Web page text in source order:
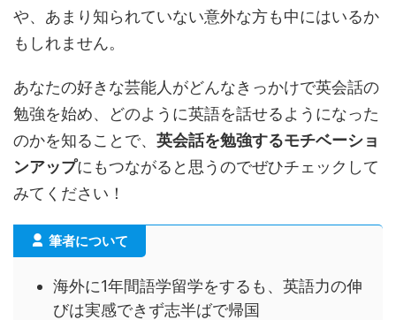
や、あまり知られていない意外な方も中にはいるか
もしれません。
あなたの好きな芸能人がどんなきっかけで英会話の
勉強を始め、どのように英語を話せるようになった
のかを知ることで、 英会話を勉強するモチベーショ
ンアップにもつながると思うのでぜひチェックして
みてください！
筆者について
海外に1年間語学留学をするも、英語力の伸
びは実感できず志半ばで帰国